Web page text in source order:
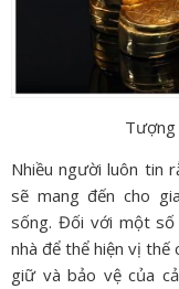
Tượng
Nhiều người luôn tin
sẽ mang đến cho
sống. Đối với một số
nhà để thể hiện vị thế
giữ và bảo vệ của